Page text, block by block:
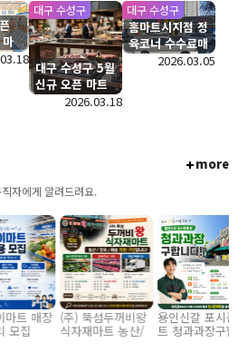
수
대구 수성구 5월
신규 오픈 마트
정육코너 수수료
대구 수성구
2026.03.18
홈마트시지점 정
육코너 수수료매
장 입점모집
대구 수성구
2026.03.05
more
자에게 알려드려요.
트 매장
집
(주) 뚝섬두꺼비왕
식자재마트 농산/
용인신갈 포시즌마
트 청과과장구합니